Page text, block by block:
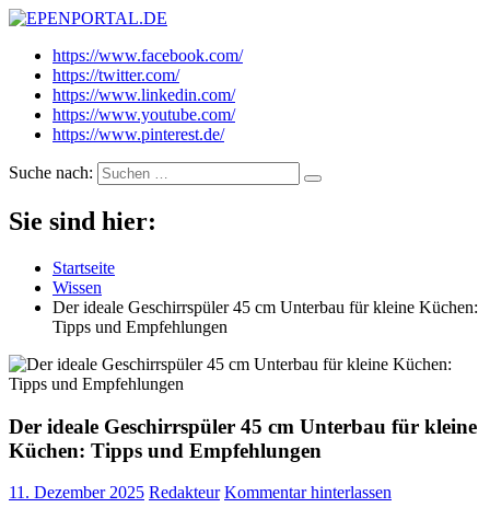
EPENPORTAL.DE
Epische News aus Politik, Finanzen & Gesellschaft
https://www.facebook.com/
https://twitter.com/
https://www.linkedin.com/
https://www.youtube.com/
https://www.pinterest.de/
Suche nach:
Sie sind hier:
Startseite
Wissen
Der ideale Geschirrspüler 45 cm Unterbau für kleine Küchen:
Tipps und Empfehlungen
Der ideale Geschirrspüler 45 cm Unterbau für kleine
Küchen: Tipps und Empfehlungen
11. Dezember 2025 Redakteur Kommentar hinterlassen